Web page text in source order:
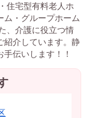
住宅型有料老人ホ
ム・グループホーム
、介護に役立つ情
紹介しています。静
伝いします！！